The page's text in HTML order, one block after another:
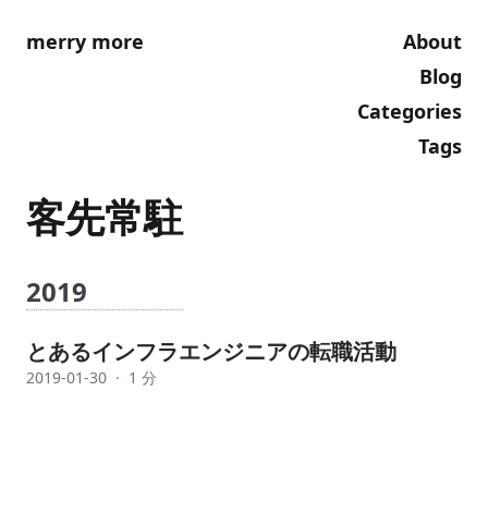
merry more
About
Blog
Categories
Tags
客先常駐
2019
とあるインフラエンジニアの転職活動
2019-01-30 · 1 分